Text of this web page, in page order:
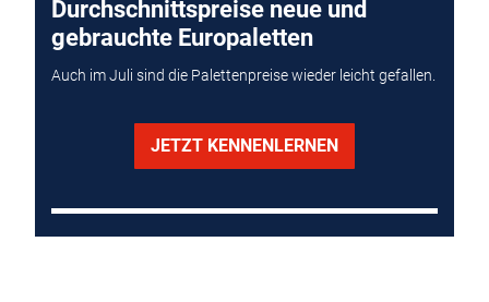
Durchschnittspreise neue und
gebrauchte Europaletten
Auch im Juli sind die Palettenpreise wieder leicht gefallen.
JETZT KENNENLERNEN